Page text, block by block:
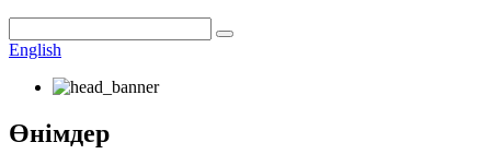
English
Өнімдер